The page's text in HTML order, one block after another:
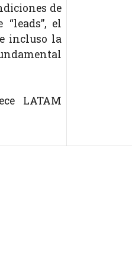
de
el
incluso la
LATAM